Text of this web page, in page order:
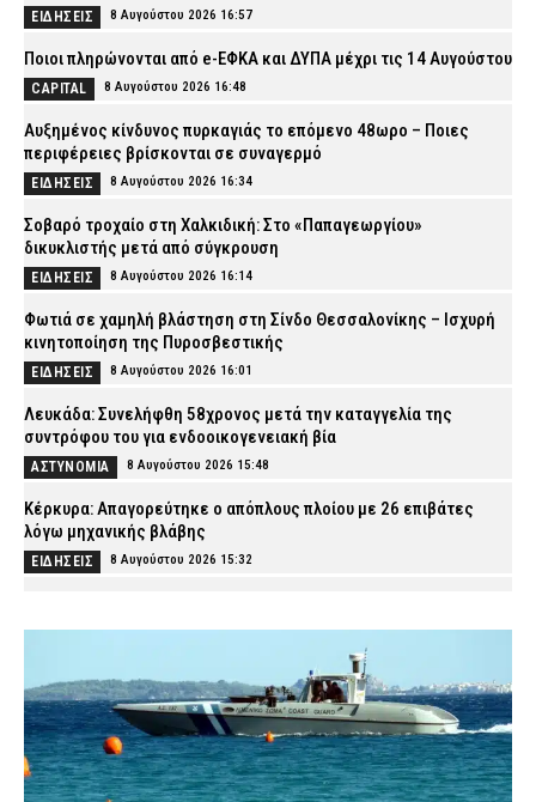
ΕΙΔΗΣΕΙΣ 8 Αυγούστου 2026 16:57
Ποιοι πληρώνονται από e-ΕΦΚΑ και ΔΥΠΑ μέχρι τις 14 Αυγούστου
CAPITAL 8 Αυγούστου 2026 16:48
Αυξημένος κίνδυνος πυρκαγιάς το επόμενο 48ωρο – Ποιες
περιφέρειες βρίσκονται σε συναγερμό
ΕΙΔΗΣΕΙΣ 8 Αυγούστου 2026 16:34
Σοβαρό τροχαίο στη Χαλκιδική: Στο «Παπαγεωργίου»
δικυκλιστής μετά από σύγκρουση
ΕΙΔΗΣΕΙΣ 8 Αυγούστου 2026 16:14
Φωτιά σε χαμηλή βλάστηση στη Σίνδο Θεσσαλονίκης – Ισχυρή
κινητοποίηση της Πυροσβεστικής
ΕΙΔΗΣΕΙΣ 8 Αυγούστου 2026 16:01
Λευκάδα: Συνελήφθη 58χρονος μετά την καταγγελία της
συντρόφου του για ενδοοικογενειακή βία
ΑΣΤΥΝΟΜΙΑ 8 Αυγούστου 2026 15:48
Κέρκυρα: Απαγορεύτηκε ο απόπλους πλοίου με 26 επιβάτες
λόγω μηχανικής βλάβης
ΕΙΔΗΣΕΙΣ 8 Αυγούστου 2026 15:32
πτώση ο θάνατός της
Συνελήφθησαν τρία άτομα για διακίνηση ναρκωτικών στην
Αττική και την Πανεπιστημιούπολη Ζωγράφου – Θα έβγαζαν
πάνω από 90.000 ευρώ (βίντεο)
ΑΣΤΥΝΟΜΙΑ 8 Αυγούστου 2026 15:06